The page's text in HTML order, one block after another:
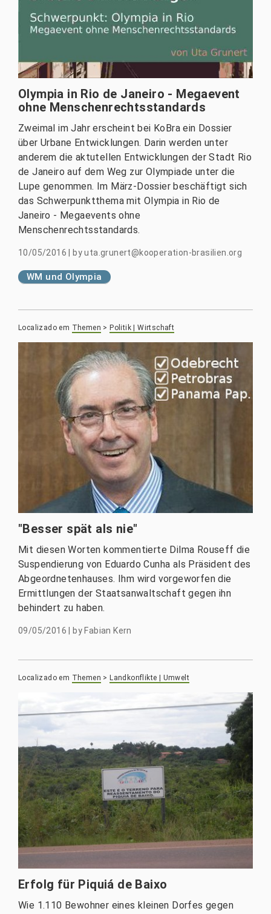
Olympia in Rio de Janeiro - Megaevent
ohne Menschenrechtsstandards
Zweimal im Jahr erscheint bei KoBra ein Dossier
über Urbane Entwicklungen. Darin werden unter
anderem die aktutellen Entwicklungen der Stadt Rio
de Janeiro auf dem Weg zur Olympiade unter die
Lupe genommen. Im März-Dossier beschäftigt sich
das Schwerpunktthema mit Olympia in Rio de
Janeiro - Megaevents ohne
Menschenrechtsstandards.
10/05/2016 byuta.grunert@kooperation-brasilien.org
WM und Olympia
Localizado em Themen > Politik | Wirtschaft
"Besser spät als nie"
Mit diesen Worten kommentierte Dilma Rouseff die
Suspendierung von Eduardo Cunha als Präsident des
Abgeordnetenhauses. Ihm wird vorgeworfen die
Ermittlungen der Staatsanwaltschaft gegen ihn
behindert zu haben.
09/05/2016 by Fabian Kern
Localizado em Themen > Landkonflikte | Umwelt
Erfolg für Piquiá de Baixo
Wie 1.110 Bewohner eines kleinen Dorfes gegen